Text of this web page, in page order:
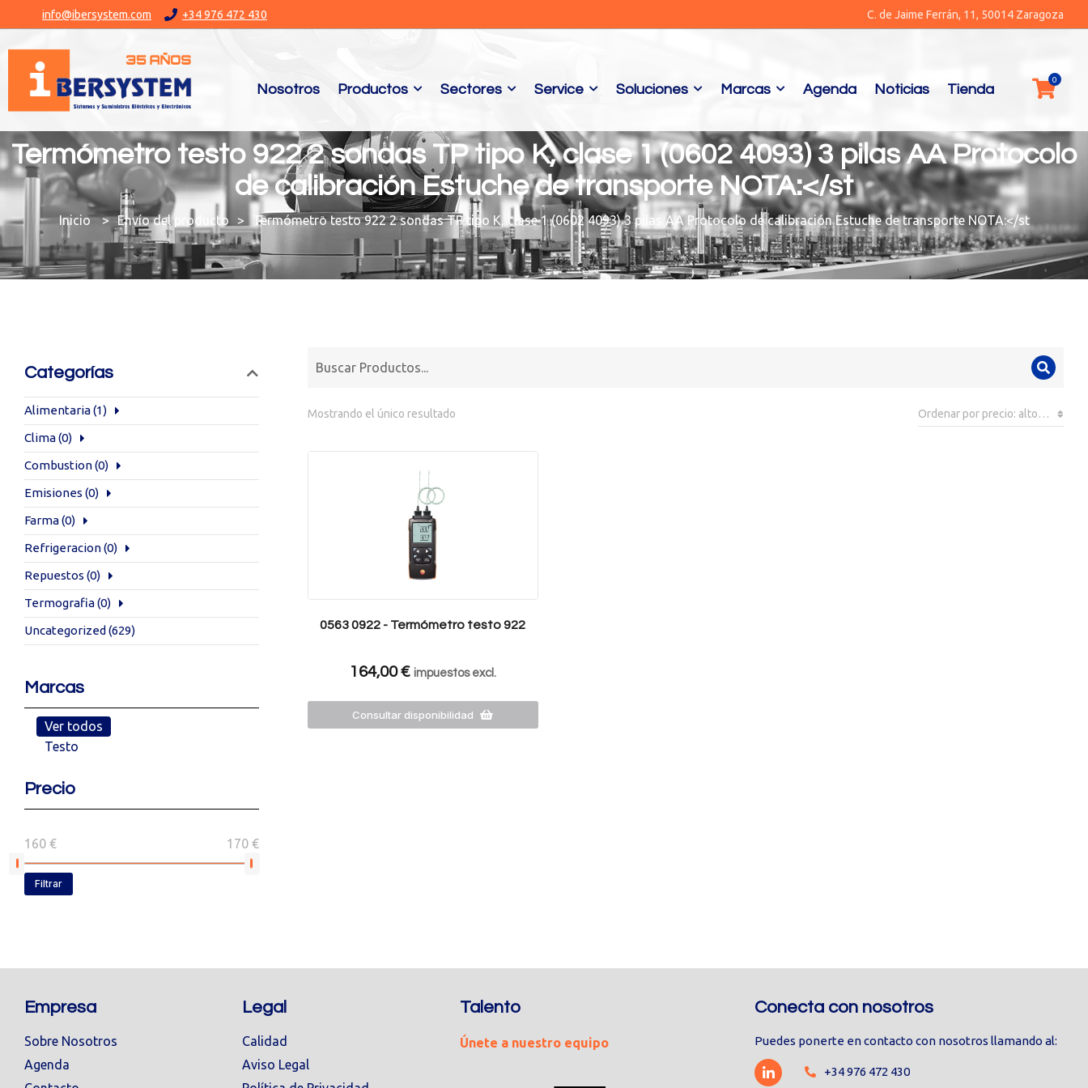
info@ibersystem.com +34 976 472 430 C. de Jaime Ferrán, 11, 50014 Zaragoza
Nosotros Productos Sectores Service Soluciones Marcas Agenda Noticias Tienda
Termómetro testo 922 2 sondas TP tipo K, clase 1 (0602 4093) 3 pilas AA Protocolo
de calibración Estuche de transporte NOTA:</st
You are here: Envío del producto Termómetro testo 922 2 sondas TP tipo K, clase 1 (0602 4093) 3 pilas AA Protocolo de calibración Estuche de transporte NOTA:</st
Categorías
Alimentaria(1)
Clima(0)
Combustion(0)
Emisiones (0)
Farma(0)
Refrigeracion(0)
Repuestos (0)
Termografia(0)
Uncategorized (629)
Marcas
Ver todos
Testo
Precio
160 € 170 €
Filtrar
Mostrando el único resultado
0563 0922 - Termómetro testo 922
164,00€ impuestos excl.
Consultar disponibilidad
Empresa
Sobre Nosotros
Agenda
Legal
Calidad
Aviso Legal
Talento
Únete a nuestro equipo
Conecta con nosotros
Puedes ponerte en contacto con nosotros llamando al:
+34 976 472 430